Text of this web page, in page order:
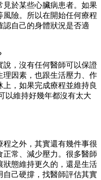
於某些心臟病患者。如果
風險。所以在開始任何療程
認自己的身體狀況是否適
，沒有任何醫師可以保證
理因素，也跟生活壓力、作
，如果完成療程並維持良
以維持好幾年都沒有太大
之外，其實還有幾件事很
常、減少壓力。很多醫師
態維持更久的，還是生活
自己硬撐，找醫師評估其實